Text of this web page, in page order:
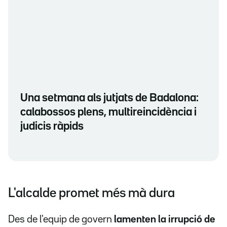
Una setmana als jutjats de Badalona:
calabossos plens, multireincidència i
judicis ràpids
L'alcalde promet més mà dura
Des de l'equip de govern lamenten la irrupció de